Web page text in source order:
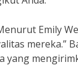
Emily
mereka.”
yang